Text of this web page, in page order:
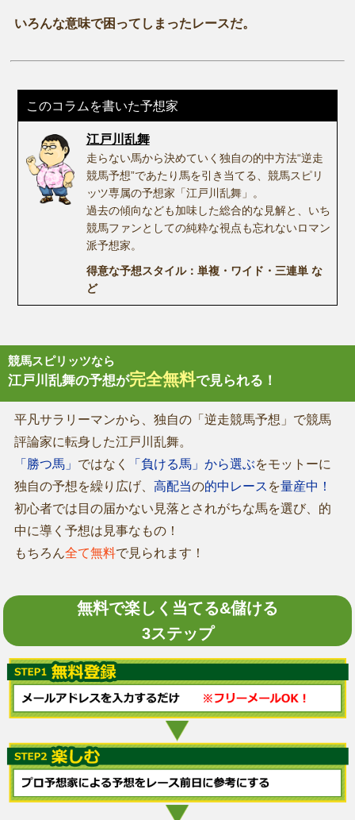
いろんな意味で困ってしまったレースだ。
このコラムを書いた予想家
江戸川乱舞
走らない馬から決めていく独自の的中方法“逆走
競馬予想”であたり馬を引き当てる、競馬スピリ
ッツ専属の予想家「江戸川乱舞」。
過去の傾向なども加味した総合的な見解と、いち
競馬ファンとしての純粋な視点も忘れないロマン
派予想家。
得意な予想スタイル：単複・ワイド・三連単 な
ど
競馬スピリッツなら
江戸川乱舞の予想が完全無料で見られる！
平凡サラリーマンから、独自の「逆走競馬予想」で競馬
評論家に転身した江戸川乱舞。
「勝つ馬」 ではなく 「負ける馬」から選ぶをモットーに
独自の予想を繰り広げ、 高配当の的中レース を量産中！
初心者では目の届かない見落とされがちな馬を選び、的
中に導く予想は見事なもの！
もちろん全て無料で見られます！
無料で楽しく当てる&儲ける
3ステップ